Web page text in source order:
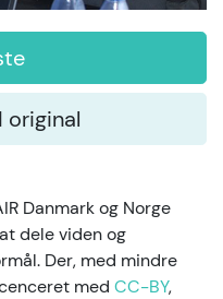
original
Danmark og Norge
dele viden og
Der, med mindre
med CC-BY,